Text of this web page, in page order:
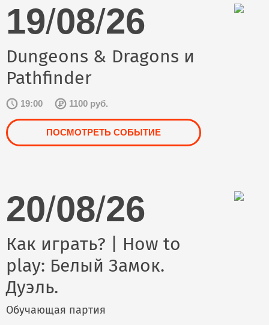
19/08/26
Dungeons & Dragons и
Pathfinder
19:00 1100 руб.
ПОСМОТРЕТЬ СОБЫТИЕ
20/08/26
Как играть? | How to
play: Белый Замок.
Дуэль.
Обучающая партия